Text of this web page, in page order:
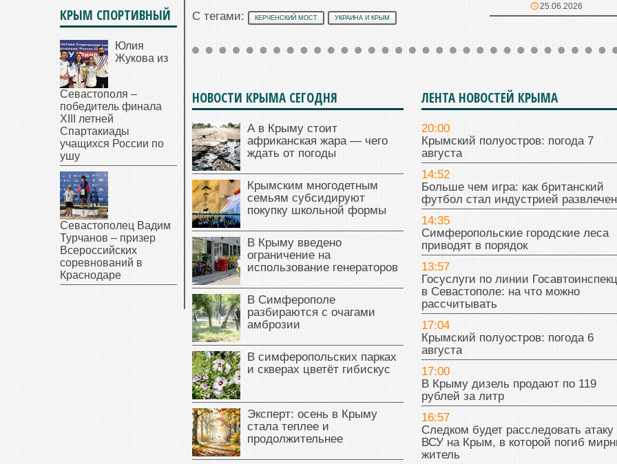
25.06.2026
С тегами: КЕРЧЕНСКИЙ МОСТ УКРАИНА И КРЫМ
НОВОСТИ КРЫМА СЕГОДНЯ
А в Крыму стоит
африканская жара — чего
ждать от погоды
Крымским многодетным
семьям субсидируют
покупку школьной формы
В Крыму введено
ограничение на
использование генераторов
В Симферополе
разбираются с очагами
амброзии
В симферопольских парках
и скверах цветёт гибискус
Эксперт: осень в Крыму
стала теплее и
продолжительнее
ЛЕНТА НОВОСТЕЙ КРЫМА
20:00
Крымский полуостров: погода 7
августа
14:52
Больше чем игра: как британский
футбол стал индустрией
14:35
Симферопольские городские леса
приводят в порядок
13:57
Госуслуги по линии
в Севастополе: на что можно
рассчитывать
17:04
Крымский полуостров: погода 6
августа
17:00
В Крыму дизель продают по 119
рублей за литр
16:57
Следком будет расследовать атаку
ВСУ на Крым, в которой погиб
житель
КРЫМ СПОРТИВНЫЙ
Юлия
Жукова из
Севастополя –
победитель финала
XIII летней
Спартакиады
учащихся России по
ушу
Севастополец Вадим
Турчанов – призер
Всероссийских
соревнований в
Краснодаре